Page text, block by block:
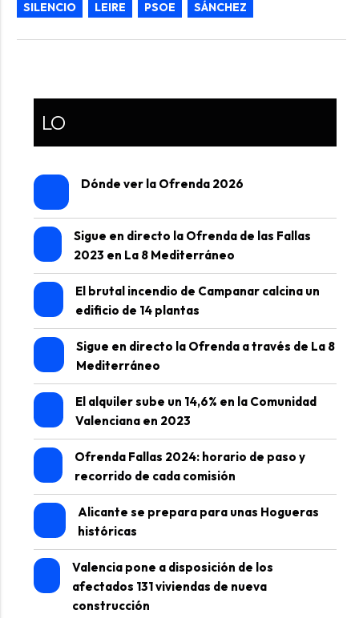
SILENCIO
LEIRE PSOE SÁNCHEZ
LO
Dónde ver la Ofrenda 2026
Sigue en directo la Ofrenda de las Fallas
2023 en La 8 Mediterráneo
El brutal incendio de Campanar calcina un
edificio de 14 plantas
Sigue en directo la Ofrenda a través de La 8
Mediterráneo
El alquiler sube un 14,6% en la Comunidad
Valenciana en 2023
Ofrenda Fallas 2024: horario de paso y
recorrido de cada comisión
Alicante se prepara para unas Hogueras
históricas
Valencia pone a disposición de los
afectados 131 viviendas de nueva
construcción